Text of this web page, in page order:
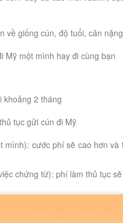
về giống cún, độ tuổi, cân
Mỹ một mình hay đi cùng bạn
khoảng 2 tháng
tục gửi cún đi Mỹ
mình): cước phí sẽ cao hơn
chứng từ): phí làm thủ tục